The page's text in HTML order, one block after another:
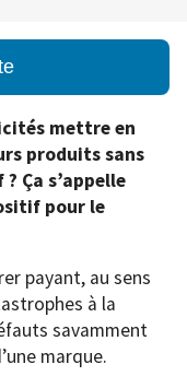
mettre en
produits sans
Ça s’appelle
pour le
payant, au sens
à la
savamment
marque.